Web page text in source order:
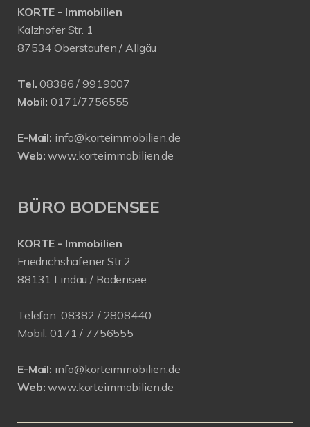
KORTE - Immobilien
Kalzhofer Str. 1
87534 Oberstaufen / Allgäu
Tel. 08386 / 9919007
Mobil: 0171/7756555
E-Mail: info@korteimmobilien.de
Web: www.korteimmobilien.de
BÜRO BODENSEE
KORTE - Immobilien
Friedrichshafener Str.2
88131 Lindau / Bodensee
Telefon: 08382 / 2808440
Mobil: 0171 / 7756555
E-Mail: info@korteimmobilien.de
Web: www.korteimmobilien.de